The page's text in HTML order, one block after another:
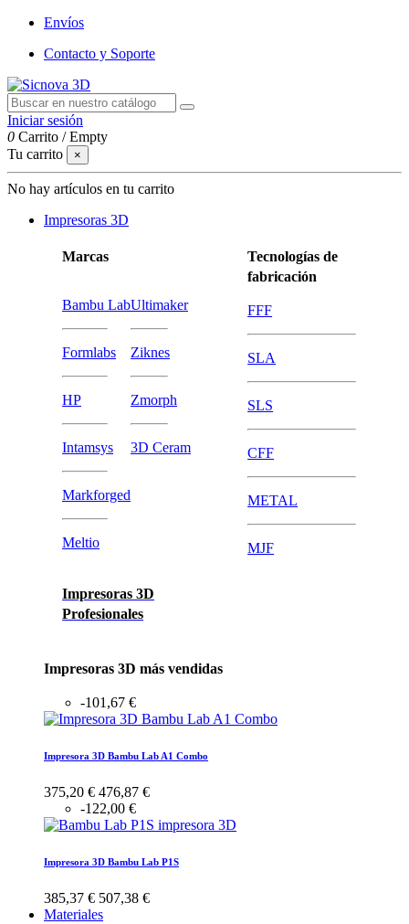
Envíos
Contacto y Soporte
Iniciar sesión
0 Carrito /Empty
Tu carrito
×
No hay artículos en tu carrito
Impresoras 3D
Marcas
Bambu Lab
Formlabs
HP
Intamsys
Markforged
Meltio
Ultimaker
Ziknes
Zmorph
3D Ceram
Impresoras 3D
Profesionales
Tecnologías de
fabricación
FFF
SLA
SLS
CFF
METAL
MJF
Impresoras 3D más vendidas
-101,67 €
Impresora 3D Bambu Lab A1 Combo
375,20 € 476,87 €
-122,00 €
Impresora 3D Bambu Lab P1S
385,37 € 507,38 €
Materiales